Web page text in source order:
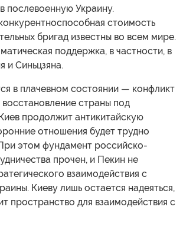
послевоенную Украину.
стоимость
бригад известны во всем мире.
поддержка, в частности, в
и Синьцзяна.
в плачевном состоянии — конфликт
страны под
продолжит антикитайскую
отношения будет трудно
этом фундамент российско-
прочен, и Пекин не
взаимодействия с
Киеву лишь остается надеяться,
пространство для взаимодействия с